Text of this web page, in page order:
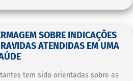
SOBRE INDICAÇÕES
ATENDIDAS EM UMA
tem sido orientadas sobre as